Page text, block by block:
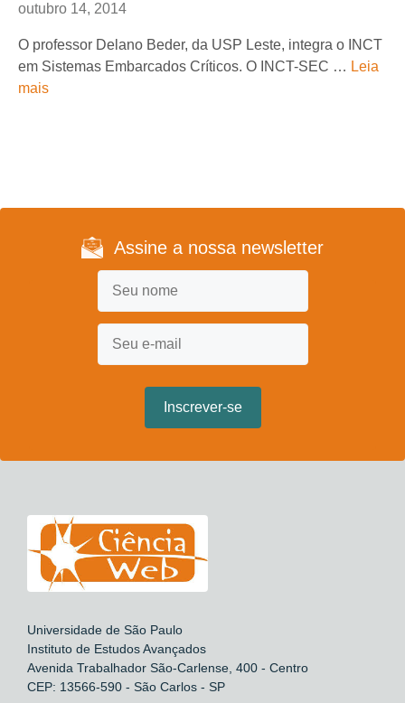
outubro 14, 2014
O professor Delano Beder, da USP Leste, integra o INCT
em Sistemas Embarcados Críticos. O INCT-SEC … Leia
mais
Assine a nossa newsletter
Universidade de São Paulo
Instituto de Estudos Avançados
Avenida Trabalhador São-Carlense, 400 - Centro
CEP: 13566-590 - São Carlos - SP